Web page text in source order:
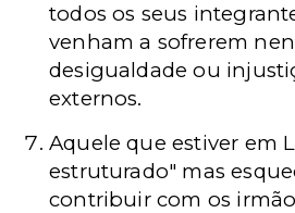
todos os seus
venham a sofrerem
desigualdade ou
externos.
Aquele que estiver em
estruturado" mas
contribuir com os